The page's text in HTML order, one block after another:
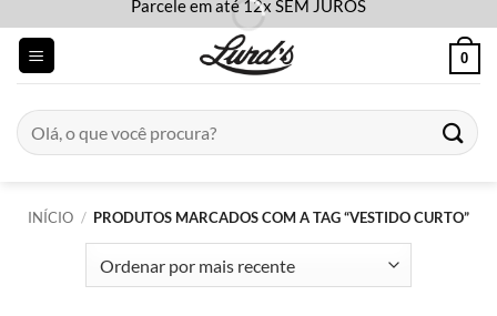
content
Parcele em até 12x SEM JUROS
0
Pesquisar
por:
INÍCIO / PRODUTOS MARCADOS COM A TAG “VESTIDO CURTO”